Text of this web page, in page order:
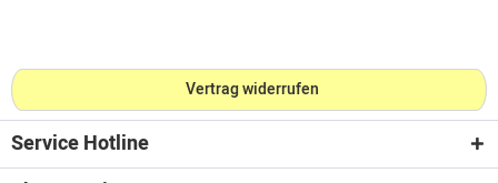
Vertrag widerrufen
Service Hotline